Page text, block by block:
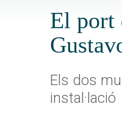
El port
Els dos
instal·lació